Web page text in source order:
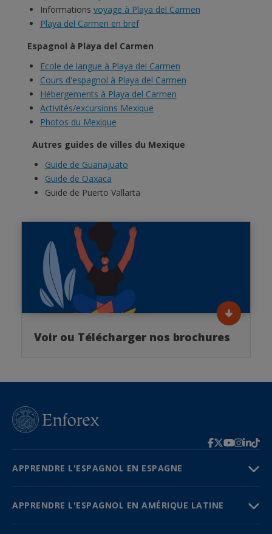
Informations voyage à Playa del Carmen
Playa del Carmen en bref
Espagnol à Playa del Carmen
Ecole de langue à Playa del Carmen
Cours d'espagnol à Playa del Carmen
Hébergements à Playa del Carmen
Activités/excursions Mexique
Photos du Mexique
Autres guides de villes du Mexique
Guide de Guanajuato
Guide de Oaxaca
Guide de Puerto Vallarta
Voir ou Télécharger nos brochures
APPRENDRE L'ESPAGNOL EN ESPAGNE
APPRENDRE L'ESPAGNOL EN AMÉRIQUE LATINE